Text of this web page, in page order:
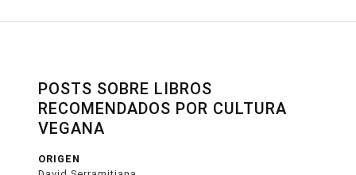
POSTS SOBRE LIBROS
RECOMENDADOS POR CULTURA
VEGANA
ORIGEN